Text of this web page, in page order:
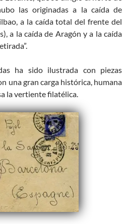
las originadas a la caída de
a la caída total del frente del
a la caída de Aragón y a la caída
ha sido ilustrada con piezas
una gran carga histórica, humana
la vertiente filatélica.